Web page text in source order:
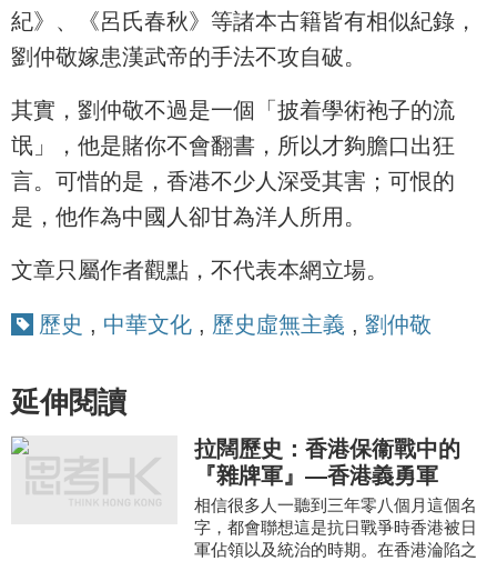
紀》、《呂氏春秋》等諸本古籍皆有相似紀錄，
劉仲敬嫁患漢武帝的手法不攻自破。
其實，劉仲敬不過是一個「披着學術袍子的流
氓」，他是賭你不會翻書，所以才夠膽口出狂
言。可惜的是，香港不少人深受其害；可恨的
是，他作為中國人卻甘為洋人所用。
文章只屬作者觀點，不代表本網立場。
歷史 , 中華文化 , 歷史虛無主義 , 劉仲敬
延伸閱讀
拉闊歷史：香港保衞戰中的
『雜牌軍』—香港義勇軍
相信很多人一聽到三年零八個月這個名
字，都會聯想這是抗日戰爭時香港被日
軍佔領以及統治的時期。在香港淪陷之